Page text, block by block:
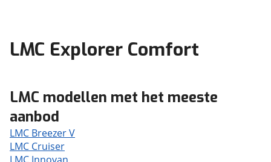
LMC Explorer Comfort
LMC modellen met het meeste
aanbod
LMC Breezer V
LMC Cruiser